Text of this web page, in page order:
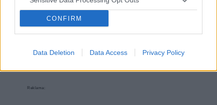
CONFIRM
Data Deletion Data Access Privacy Policy
Czy naukowcy z Brazylii znaleźli panaceum na
Reklama: